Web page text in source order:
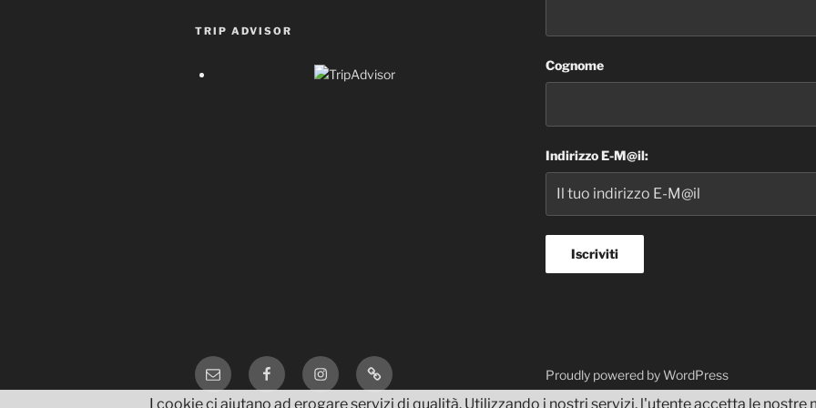
TRIP ADVISOR
Cognome
Indirizzo E-M@il:
Email FacebookInstagramTripAdvisor Proudly powered by WordPress
I cookie ci aiutano ad erogare servizi di qualità. Utilizzando i nostri servizi, l'utente accetta le nostre